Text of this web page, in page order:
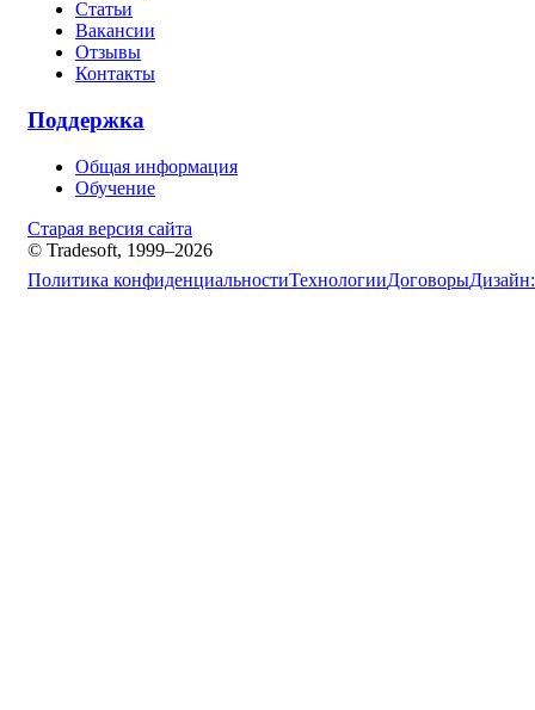
Статьи
Вакансии
Отзывы
Контакты
Поддержка
Общая информация
Обучение
Старая версия сайта
© Tradesoft, 1999–2026
Политика конфиденциальностиТехнологииДоговорыДизайн: